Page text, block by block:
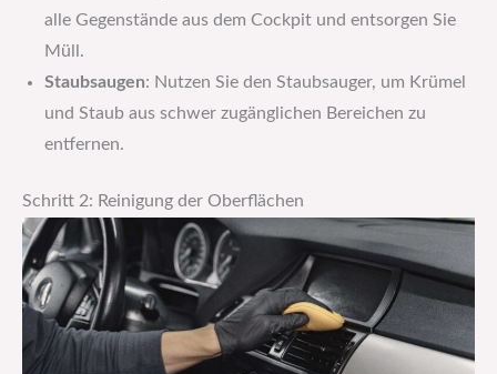
alle Gegenstände aus dem Cockpit und entsorgen Sie
Müll.
Staubsaugen: Nutzen Sie den Staubsauger, um Krümel
und Staub aus schwer zugänglichen Bereichen zu
entfernen.
Schritt 2: Reinigung der Oberflächen